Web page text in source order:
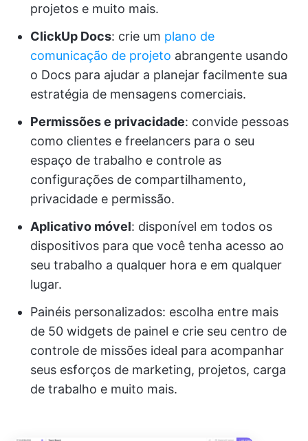
projetos e muito mais.
ClickUp Docs: crie um plano de
comunicação de projeto abrangente usando
o Docs para ajudar a planejar facilmente sua
estratégia de mensagens comerciais.
Permissões e privacidade: convide pessoas
como clientes e freelancers para o seu
espaço de trabalho e controle as
configurações de compartilhamento,
privacidade e permissão.
Aplicativo móvel: disponível em todos os
dispositivos para que você tenha acesso ao
seu trabalho a qualquer hora e em qualquer
lugar.
Painéis personalizados: escolha entre mais
de 50 widgets de painel e crie seu centro de
controle de missões ideal para acompanhar
seus esforços de marketing, projetos, carga
de trabalho e muito mais.